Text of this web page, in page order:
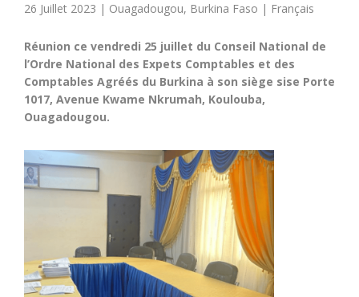
26 Juillet 2023 | Ouagadougou, Burkina Faso | Français
Réunion ce vendredi 25 juillet du Conseil National de
l’Ordre National des Expets Comptables et des
Comptables Agréés du Burkina à son siège sise Porte
1017, Avenue Kwame Nkrumah, Koulouba,
Ouagadougou.